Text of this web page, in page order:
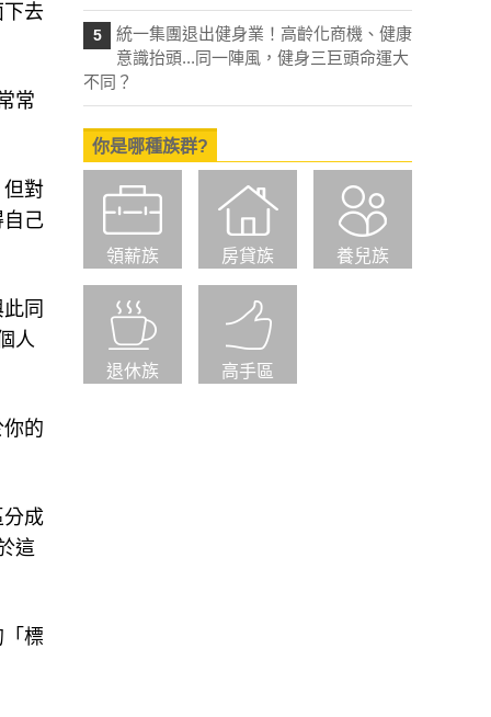
下去
常
但對
自己
同
人
的
分成
這
標
5
統一集團退出健身業！高齡化商機、健康
意識抬頭...同一陣風，健身三巨頭命運大
不同？
你是哪種族群?
領薪族 房貸族 養兒族
退休族 高手區